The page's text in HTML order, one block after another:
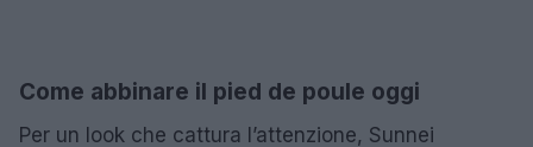
Come abbinare il pied de poule oggi
Per un look che cattura l’attenzione, Sunnei